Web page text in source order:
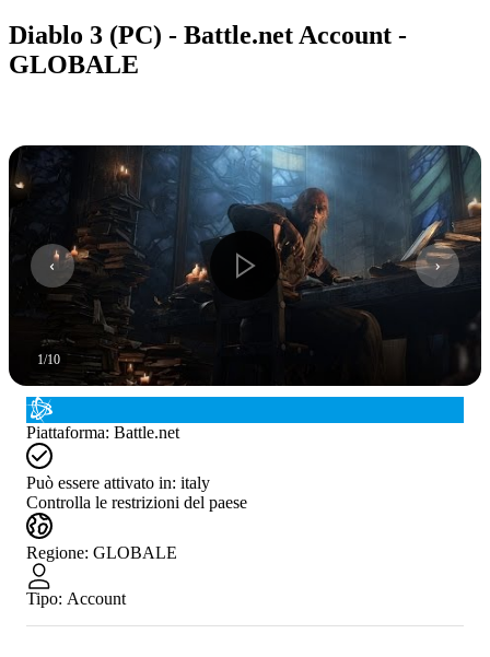
Diablo 3 (PC) - Battle.net Account -
GLOBALE
1/10
Piattaforma: Battle.net
Può essere attivato in: italy
Controlla le restrizioni del paese
Regione: GLOBALE
Tipo: Account